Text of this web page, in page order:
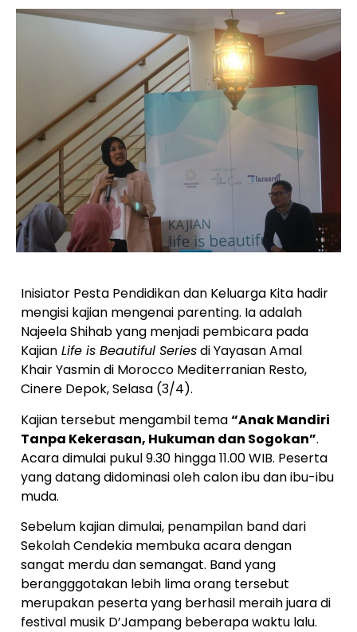
Inisiator Pesta Pendidikan dan Keluarga Kita hadir
mengisi kajian mengenai parenting. Ia adalah
Najeela Shihab yang menjadi pembicara pada
Kajian Life is Beautiful Seriesdi Yayasan Amal
Khair Yasmin di Morocco Mediterranian Resto,
Cinere Depok, Selasa (3/4).
Kajian tersebut mengambil tema“Anak Mandiri
Tanpa Kekerasan, Hukuman dan Sogokan”.
Acara dimulai pukul 9.30 hingga 11.00 WIB. Peserta
yang datang didominasi oleh calon ibu dan ibu-ibu
muda.
Sebelum kajian dimulai, penampilan band dari
Sekolah Cendekia membuka acara dengan
sangat merdu dan semangat. Band yang
berangggotakan lebih lima orang tersebut
merupakan peserta yang berhasil meraih juara di
festival musik D’Jampang beberapa waktu lalu.